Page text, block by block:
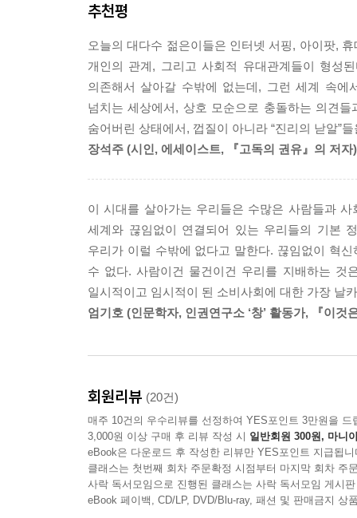
소비지상주의, 건강 불평등, 신종 플루, 예측불가
우리들에게 띄우는 편지 형식으로 들려준다.
“세상의 모든 것은 액체처럼 끊임없이 유동하며 변
모든 것이 불확실한 시대, 우리가 놓쳐버린 고독에
우리는 인터넷, 트위터나 페이스북, 휴대전화로
꾸린다. 시간을 가리지 않고 접속은 무차별적으
연결을 유지한다. 스마트폰의 자판을 가볍게
들어올수록 우리의 선택은 순간적으로 쉽게 이루
우리는 고독을 누릴 수 있는 기회들을 놓친다.
바우만은 이렇게 우리들이 무엇인가에 끊임없이
바우만은 ‘근대성’에 관해 천착해온 유럽의 대표
바우만은 현대사회의 유동적(액체적) 성격과 인간
바우만은 제2의 근대를 이야기하면서 ‘포스트-
현대사회를 분석했다. ‘유동하는 근대(Liquid
유동성과 불확실성이 증가하는 국면을 일컫는
변모하고 있다. 기존의 정치·사회 제도는 빠른
추천평
오늘의 대다수 젊은이들은 인터넷 서핑, 아이팟,
개인의 관계, 그리고 사회적 유대관계들이 형성
의존해서 살아갈 수밖에 없는데, 그런 세계 속
넘치는 세상에서, 상호 모순으로 충돌하는 의견
숨어버린 상태에서, 껍질이 아니라 “진리의 낟알”
장석주 (시인, 에세이스트, 『고독의 권유』의 저자)
이 시대를 살아가는 우리들은 수많은 사람들과
세계와 끊임없이 연결되어 있는 우리들의 기본
우리가 이럴 수밖에 없다고 말한다. 끊임없이 혁
수 없다. 사람이건 물건이건 우리를 지배하는 것
일시적이고 임시적이 된 소비사회에 대한 가장 날
엄기호 (인문학자, 인권연구소 ‘창’ 활동가, 『이
회원리뷰 (20건)
매주 10건의 우수리뷰를 선정하여 YES포인트 3만원을 드
3,000원 이상 구매 후 리뷰 작성 시 일반회원 300원, 마니
eBook은 다운로드 후 작성한 리뷰만 YES포인트 지급됩니
클래스는 첫번째 회차 주문확정 시점부터 마지막 회차 주
사락 독서모임으로 진행된 클래스는 사락 독서모임 게시
eBook 페이백, CD/LP, DVD/Blu-ray, 패션 및 판매금지 상